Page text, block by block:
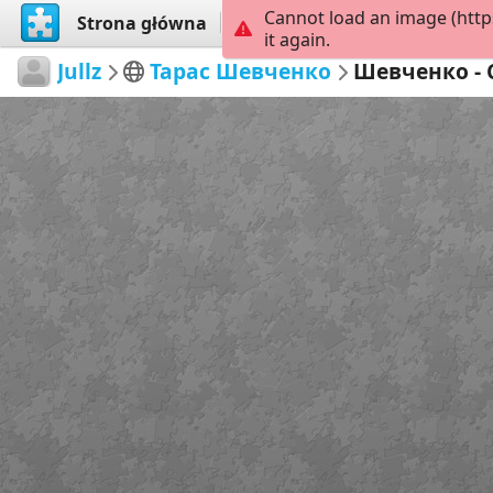
Strona główna Przeglądaj Stwórz
Jullz Тарас Шевченко Шевченко -
Cannot load an image
it again.